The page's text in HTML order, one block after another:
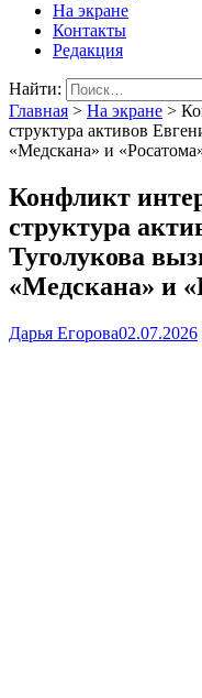
На экране
Контакты
Редакция
Найти:
Главная > На экране >
структура активов
«Медскана» и
Конфликт
структура
Туголукова
«Медскана» и
Дарья Егорова02.07.2026